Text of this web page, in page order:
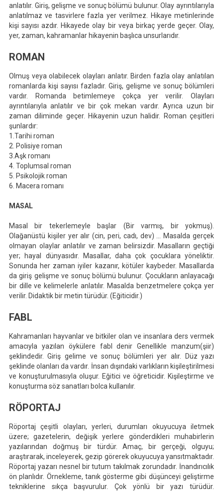
anlatılır. Giriş, gelişme ve sonuç bölümü bulunur. Olay ayrıntılarıyla
anlatılmaz ve tasvirlere fazla yer verilmez. Hikaye metinlerinde
kişi sayısı azdır. Hikayede olay bir veya birkaç yerde geçer. Olay,
yer, zaman, kahramanlar hikayenin başlıca unsurlarıdır.
ROMAN
Olmuş veya olabilecek olayları anlatır. Birden fazla olay anlatılan
romanlarda kişi sayısı fazladır. Giriş, gelişme ve sonuç bölümleri
vardır. Romanda betimlemeye çokça yer verilir. Olayları
ayrıntılarıyla anlatılır ve bir çok mekan vardır. Ayrıca uzun bir
zaman diliminde geçer. Hikayenin uzun halidir. Roman çeşitleri
şunlardır:
1.Tarihi roman
2. Polisiye roman
3.Aşk romanı
4. Toplumsal roman
5. Psikolojik roman
6. Macera romanı
MASAL
Masal bir tekerlemeyle başlar (Bir varmış, bir yokmuş).
Olağanüstü kişiler yer alır (cin, peri, cadı, dev) … Masalda gerçek
olmayan olaylar anlatılır ve zaman belirsizdir. Masalların geçtiği
yer; hayal dünyasıdır. Masallar, daha çok çocuklara yöneliktir.
Sonunda her zaman iyiler kazanır, kötüler kaybeder. Masallarda
da giriş gelişme ve sonuç bölümü bulunur. Çocukların anlayacağı
bir dille ve kelimelerle anlatılır. Masalda benzetmelere çokça yer
verilir. Didaktik bir metin türüdür. (Eğiticidir.)
FABL
Kahramanları hayvanlar ve bitkiler olan ve insanlara ders vermek
amacıyla yazılan öykülere fabl denir Genellikle manzum(şiir)
şeklindedir. Giriş gelime ve sonuç bölümleri yer alır. Düz yazı
şeklinde olanları da vardır. İnsan dışındaki varlıkların kişileştirilmesi
ve konuşturulmasıyla oluşur. Eğitici ve öğreticidir. Kişileştirme ve
konuşturma söz sanatları bolca kullanılır.
RÖPORTAJ
Röportaj çeşitli olayları, yerleri, durumları okuyucuya iletmek
üzere; gazetelerin, değişik yerlere gönderdikleri muhabirlerin
yazılarından doğmuş bir türdür. Amaç, bir gerçeği, olguyu;
araştırarak, inceleyerek, gezip görerek okuyucuya yansıtmaktadır.
Röportaj yazarı nesnel bir tutum takılmak zorundadır. İnandırıcılık
ön planlıdır. Örnekleme, tanık gösterme gibi düşünceyi geliştirme
tekniklerine sıkça başvurulur. Çok yönlü bir yazı türüdür.